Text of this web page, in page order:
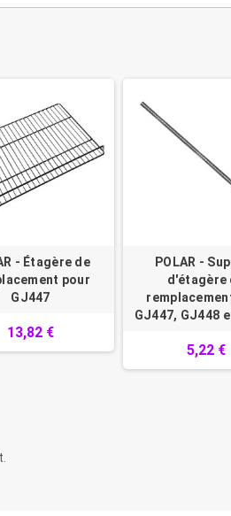
- Étagère de
pour
GJ447
13,82 €
POLAR -
d'étagère
GJ447, GJ448
5,22 €